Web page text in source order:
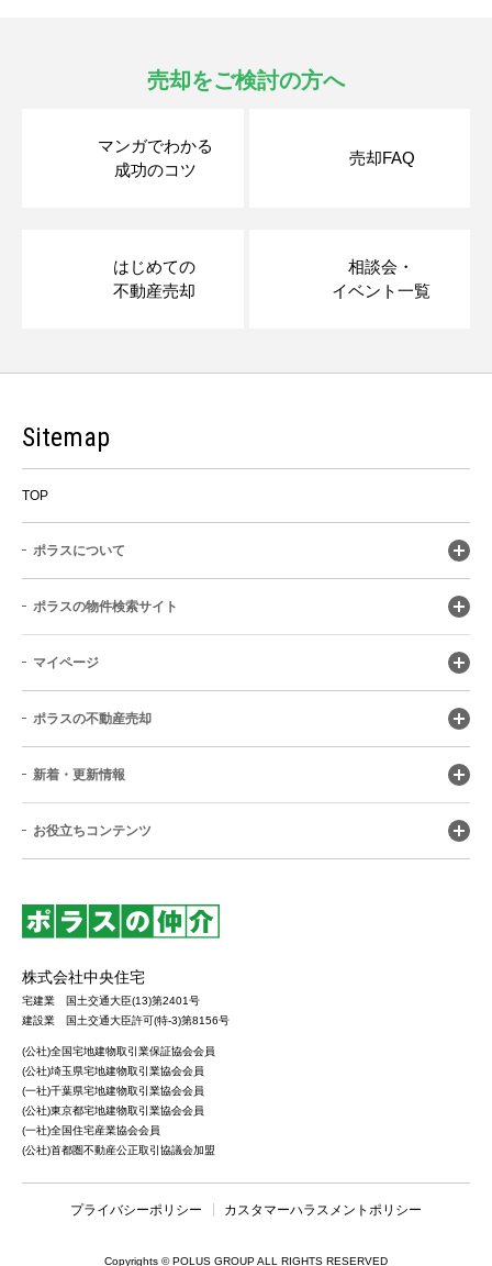
売却をご検討の方へ
マンガでわかる
成功のコツ
売却FAQ
はじめての
不動産売却
相談会・
イベント一覧
Sitemap
TOP
ポラスについて
ポラスの物件検索サイト
マイページ
ポラスの不動産売却
新着・更新情報
お役立ちコンテンツ
株式会社中央住宅
宅建業 国土交通大臣(13)第2401号
建設業 国土交通大臣許可(特-3)第8156号
(公社)全国宅地建物取引業保証協会会員
(公社)埼玉県宅地建物取引業協会会員
(一社)千葉県宅地建物取引業協会会員
(公社)東京都宅地建物取引業協会会員
(一社)全国住宅産業協会会員
(公社)首都圏不動産公正取引協議会加盟
プライバシーポリシー カスタマーハラスメントポリシー
Copyrights © POLUS GROUP ALL RIGHTS RESERVED